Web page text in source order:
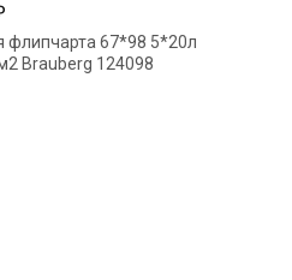
флипчарта 67*98 5*20л
Brauberg 124098